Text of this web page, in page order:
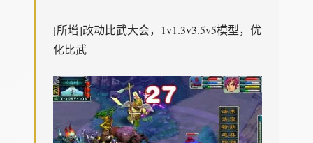
[所增]改动比武大会，1v1.3v3.5v5模型，优
化比武